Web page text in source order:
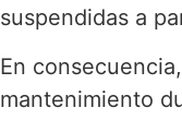
suspendidas a
En
mantenimiento